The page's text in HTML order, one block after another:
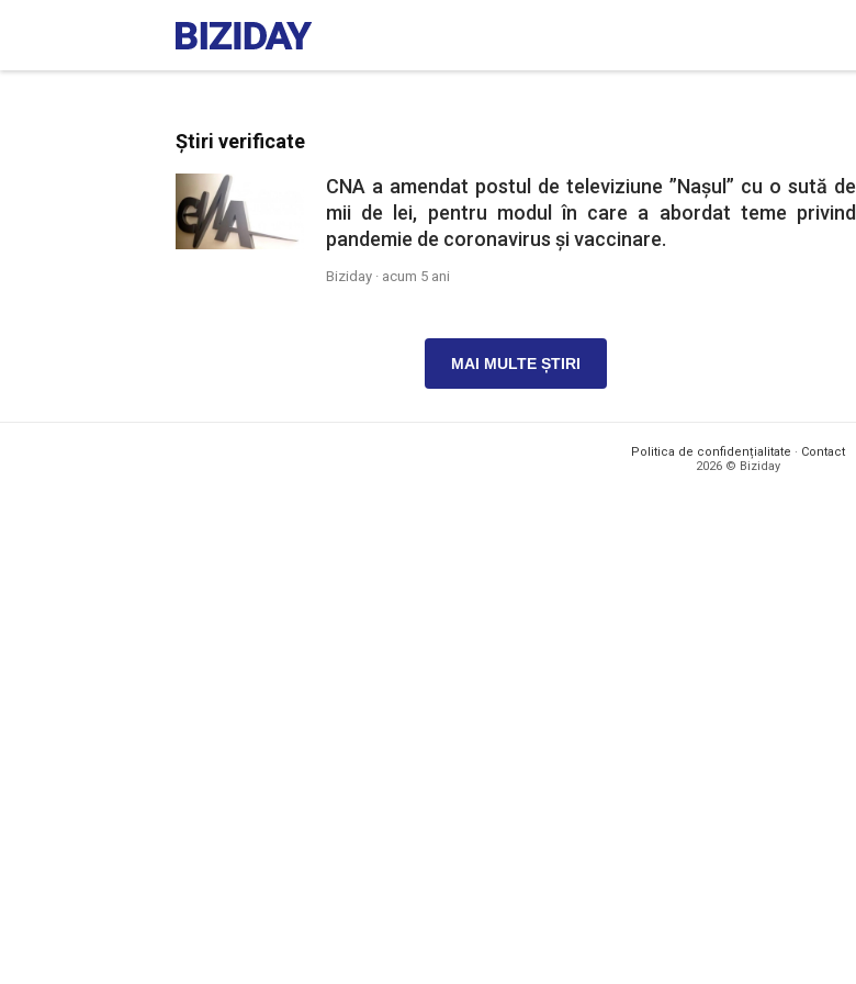
Știri verificate
CNA a amendat postul de televiziune ”Nașul” cu o sută de
mii de lei, pentru modul în care a abordat teme privind
pandemie de coronavirus și vaccinare.
Biziday · acum 5 ani
MAI MULTE ȘTIRI
Politica de confidențialitate · Contact
2026 © Biziday